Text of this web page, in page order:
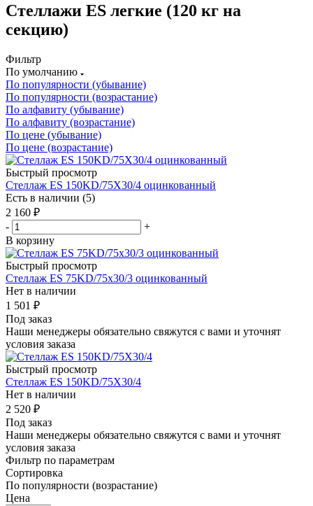
Стеллажи ES легкие (120 кг на
секцию)
Фильтр
По умолчанию
По популярности (убывание)
По популярности (возрастание)
По алфавиту (убывание)
По алфавиту (возрастание)
По цене (убывание)
По цене (возрастание)
Быстрый просмотр
Стеллаж ES 150KD/75Х30/4 оцинкованный
Есть в наличии (5)
2 160 ₽
-
+
В корзину
Быстрый просмотр
Стеллаж ES 75KD/75x30/3 оцинкованный
Нет в наличии
1 501 ₽
Под заказ
Наши менеджеры обязательно свяжутся с вами и уточнят
условия заказа
Быстрый просмотр
Стеллаж ES 150KD/75Х30/4
Нет в наличии
2 520 ₽
Под заказ
Наши менеджеры обязательно свяжутся с вами и уточнят
условия заказа
Фильтр по параметрам
Сортировка
По популярности (возрастание)
Цена